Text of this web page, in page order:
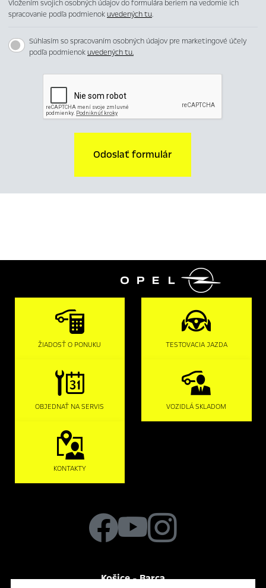
Vložením svojich osobných údajov do formulára beriem na vedomie ich
spracovanie podľa podmienokuvedených tu.
Súhlasím so spracovaním osobných údajov pre marketingové účely
podľa podmienokuvedených tu.
Odoslať formulár

ŽIADOSŤ O PONUKU TESTOVACIA JAZDA
OBJEDNAŤ NA SERVIS VOZIDLÁ SKLADOM
KONTAKTY
Košice - Barca